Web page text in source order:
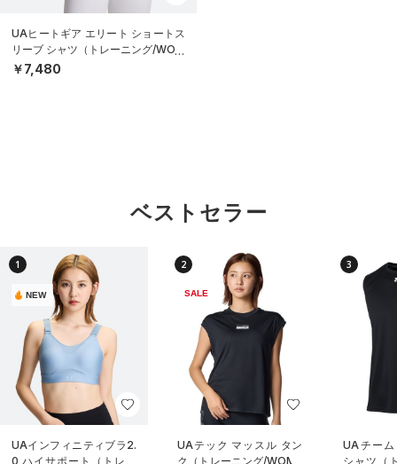
UAヒートギア エリート ショートス
リーブ シャツ（トレーニング/WOM
EN）
￥7,480
ベストセラー
1
NEW
UAインフィニティブラ2.
0 ハイサポート（トレー
2
SALE
UAテック マッスル タン
ク（トレーニング/WOME
3
UAチー
シャツ（